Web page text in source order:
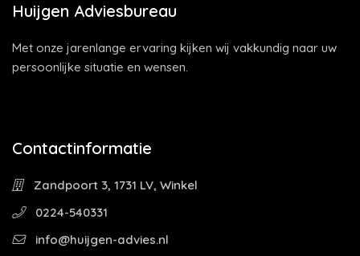
Huijgen Adviesbureau
Met onze jarenlange ervaring kijken wij vakkundig naar uw
persoonlijke situatie en wensen.
Contactinformatie
Zandpoort 3, 1731 LV, Winkel
0224-540331
info@huijgen-advies.nl